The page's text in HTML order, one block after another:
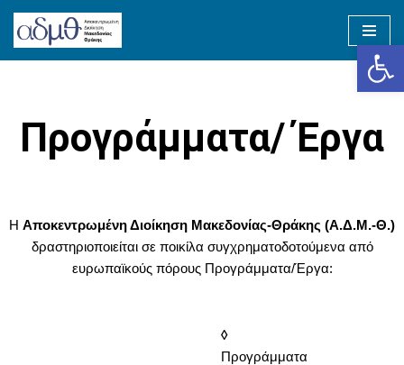
Skip
Προγράμματα/ Έργα
Η Αποκεντρωμένη Διοίκηση Μακεδονίας-Θράκης (Α.Δ.Μ.-Θ.)
δραστηριοποιείται σε ποικίλα συγχρηματοδοτούμενα από
ευρωπαϊκούς πόρους Προγράμματα/Έργα:
◊
Προγράμματα